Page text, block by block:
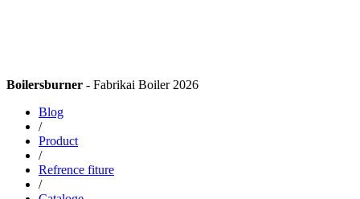
Boilersburner - Fabrikai Boiler 2026
Blog
/
Product
/
Refrence fiture
/